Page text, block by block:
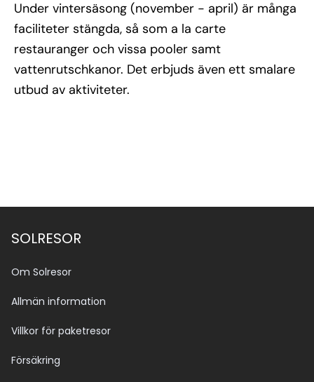
Under vintersäsong (november - april) är många
faciliteter stängda, så som a la carte
restauranger och vissa pooler samt
vattenrutschkanor. Det erbjuds även ett smalare
utbud av aktiviteter.
SOLRESOR
Om Solresor
Allmän information
Villkor för paketresor
Försäkring